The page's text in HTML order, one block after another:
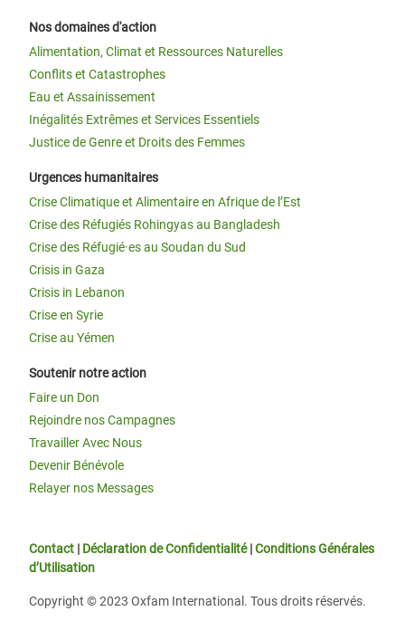
Nos domaines d'action
Alimentation, Climat et Ressources Naturelles
Conflits et Catastrophes
Eau et Assainissement
Inégalités Extrêmes et Services Essentiels
Justice de Genre et Droits des Femmes
Urgences humanitaires
Crise Climatique et Alimentaire en Afrique de l’Est
Crise des Réfugiés Rohingyas au Bangladesh
Crise des Réfugié·es au Soudan du Sud
Crisis in Gaza
Crisis in Lebanon
Crise en Syrie
Crise au Yémen
Soutenir notre action
Faire un Don
Rejoindre nos Campagnes
Travailler Avec Nous
Devenir Bénévole
Relayer nos Messages
Contact | Déclaration de Confidentialité|Conditions Générales
d’Utilisation
Copyright © 2023 Oxfam International. Tous droits réservés.